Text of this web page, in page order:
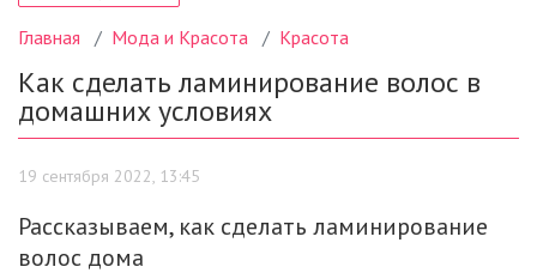
Главная Мода и Красота Красота
Как сделать ламинирование волос в
домашних условиях
19 сентября 2022, 13:45
Рассказываем, как сделать ламинирование
волос дома